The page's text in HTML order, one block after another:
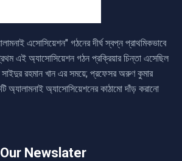
এসোসিয়েশন" গঠনের দীর্ঘ স্বপ্ন প্রাথমিকভাবে
এই অ্যাসোসিয়েশন গঠন প্রক্রিয়ার চিন্তা এসেছিল
সাইদুর রহমান খান এর সময়ে; প্রফেসর অরুণ কুমার
অ্যালামনাই অ্যাসোসিয়েশনের কাঠামো দাঁড় করানো
Newslater